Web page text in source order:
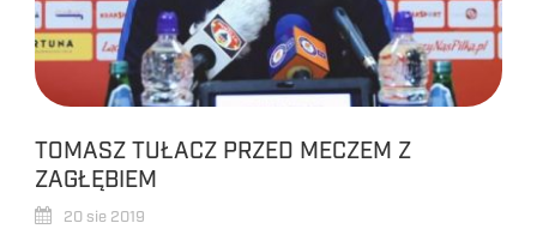
TOMASZ TUŁACZ PRZED MECZEM Z
ZAGŁĘBIEM
20 sie 2019